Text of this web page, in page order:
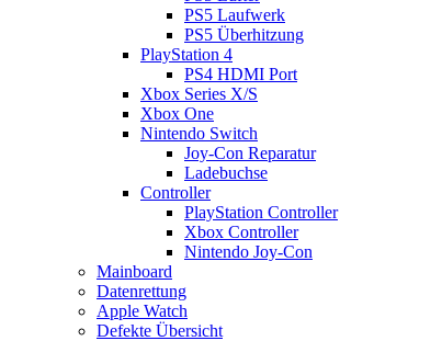
PS5 Laufwerk
PS5 Überhitzung
PlayStation 4
PS4 HDMI Port
Xbox Series X/S
Xbox One
Nintendo Switch
Joy-Con Reparatur
Ladebuchse
Controller
PlayStation Controller
Xbox Controller
Nintendo Joy-Con
Mainboard
Datenrettung
Apple Watch
Defekte Übersicht